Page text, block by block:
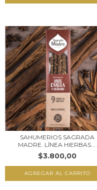
SAHUMERIOS SAGRADA
MADRE. LÍNEA HIERBAS....
$3.800,00